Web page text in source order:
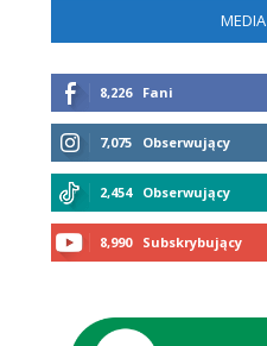
MEDIA
8,226 Fani
7,075 Obserwujący
2,454 Obserwujący
8,990 Subskrybujący